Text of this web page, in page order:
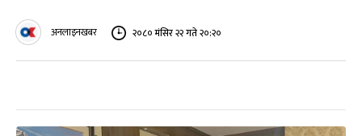
अनलाइनखबर २०८० मंसिर २२ गते २०:२०